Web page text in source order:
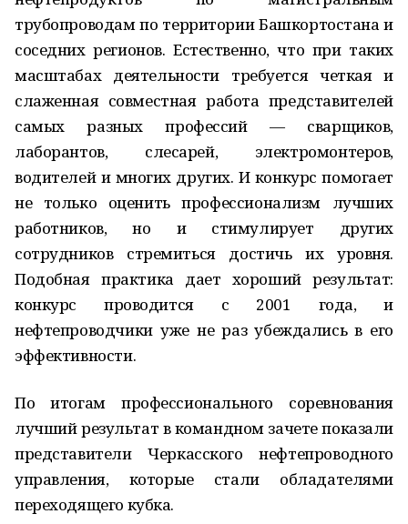
трубопроводам по территории Башкортостана и
соседних регионов. Естественно, что при таких
масштабах деятельности требуется четкая и
слаженная совместная работа представителей
самых разных профессий — сварщиков,
лаборантов, слесарей, электромонтеров,
водителей и многих других. И конкурс помогает
не только оценить профессионализм лучших
работников, но и стимулирует других
сотрудников стремиться достичь их уровня.
Подобная практика дает хороший результат:
конкурс проводится с 2001 года, и
нефтепроводчики уже не раз убеждались в его
эффективности.
По итогам профессионального соревнования
лучший результат в командном зачете показали
представители Черкасского нефтепроводного
управления, которые стали обладателями
переходящего кубка.